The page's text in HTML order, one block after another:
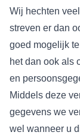
Wij hechten
streven er dan
goed mogelijk
het dan ook als
en
Middels deze
gegevens we
wel wanneer u